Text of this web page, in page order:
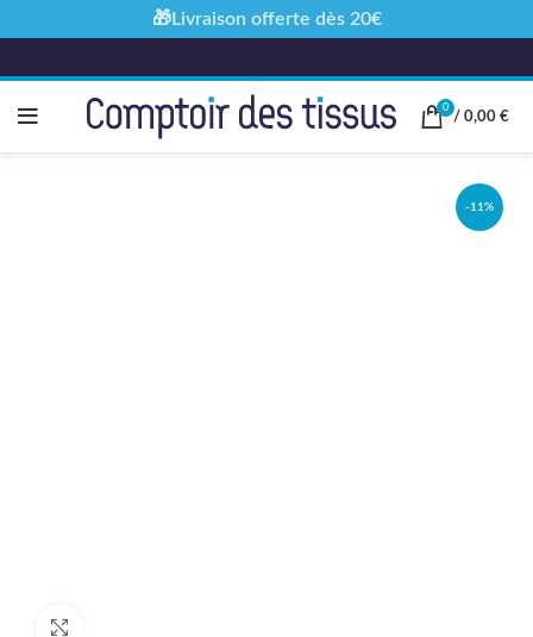
0
/ 0,00 €
-11%
🎁Livraison offerte dès 20€